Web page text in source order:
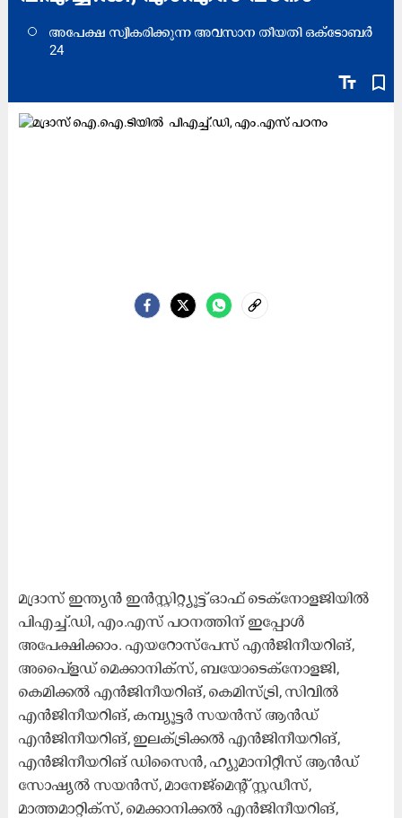
text_fields bookmark_border
അപേക്ഷ സ്വീകരിക്കുന്ന അവസാന തീയതി ഒക്ടോബര്‍
24
മദ്രാസ് ഇന്ത്യന്‍ ഇന്‍സ്റ്റിറ്റ്യൂട്ട് ഓഫ് ടെക്നോളജിയില്‍
പിഎച്ച്.ഡി, എം.എസ് പഠനത്തിന് ഇപ്പോള്‍
അപേക്ഷിക്കാം. എയറോസ്പേസ് എന്‍ജിനീയറിങ്,
അപൈ്ളഡ് മെക്കാനിക്സ്, ബയോടെക്നോളജി,
കെമിക്കല്‍ എന്‍ജിനീയറിങ്, കെമിസ്ട്രി, സിവില്‍
എന്‍ജിനീയറിങ്, കമ്പ്യൂട്ടര്‍ സയന്‍സ് ആന്‍ഡ്
എന്‍ജിനീയറിങ്, ഇലക്ട്രിക്കല്‍ എന്‍ജിനീയറിങ്,
എന്‍ജിനീയറിങ് ഡിസൈന്‍, ഹ്യുമാനിറ്റീസ് ആന്‍ഡ്
സോഷ്യല്‍ സയന്‍സ്, മാനേജ്മെന്‍റ് സ്റ്റഡീസ്,
മാത്തമാറ്റിക്സ്, മെക്കാനിക്കല്‍ എന്‍ജിനീയറിങ്,